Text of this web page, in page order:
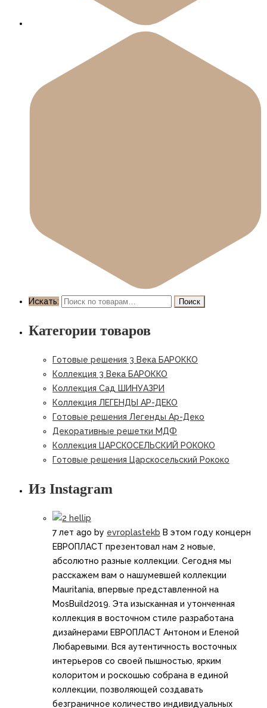
Искать: Поиск
Категории товаров
Готовые решения 3 Века БАРОККО
Коллекция 3 Века БАРОККО
Коллекция Сад ШИНУАЗРИ
Коллекция ЛЕГЕНДЫ АР-ДЕКО
Готовые решения Легенды Ар-Деко
Декоративные решетки МДФ
Коллекция ЦАРСКОСЕЛЬСКИЙ РОКОКО
Готовые решения Царскосельский Рококо
Из Instagram
7 лет ago by evroplastekb В этом году концерн
ЕВРОПЛАСТ презентовал нам 2 новые,
абсолютно разные коллекции. Сегодня мы
расскажем вам о нашумевшей коллекции
Mauritania, впервые представленной на
MosBuild2019. Эта изысканная и утонченная
коллекция в восточном стиле разработана
дизайнерами ЕВРОПЛАСТ Антоном и Еленой
Любаревыми. Вся аутентичность восточных
интерьеров со своей пышностью, ярким
колоритом и роскошью собрана в единой
коллекции, позволяющей создавать
безграничное количество индивидуальных